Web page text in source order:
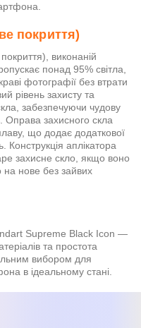
покриття)
виконаній
понад 95% світла,
фотографії без втрати
рівень захисту та
забезпечуючи чудову
Оправа захисного скла
що додає додаткової
Конструкція аплікатора
захисне скло, якщо воно
на нове без зайвих
Supreme Black Icon —
та простота
вибором для
в ідеальному стані.